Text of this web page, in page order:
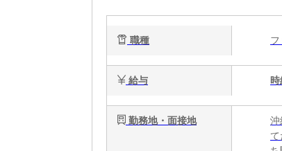
職種
給与
勤務地・面接地
沖